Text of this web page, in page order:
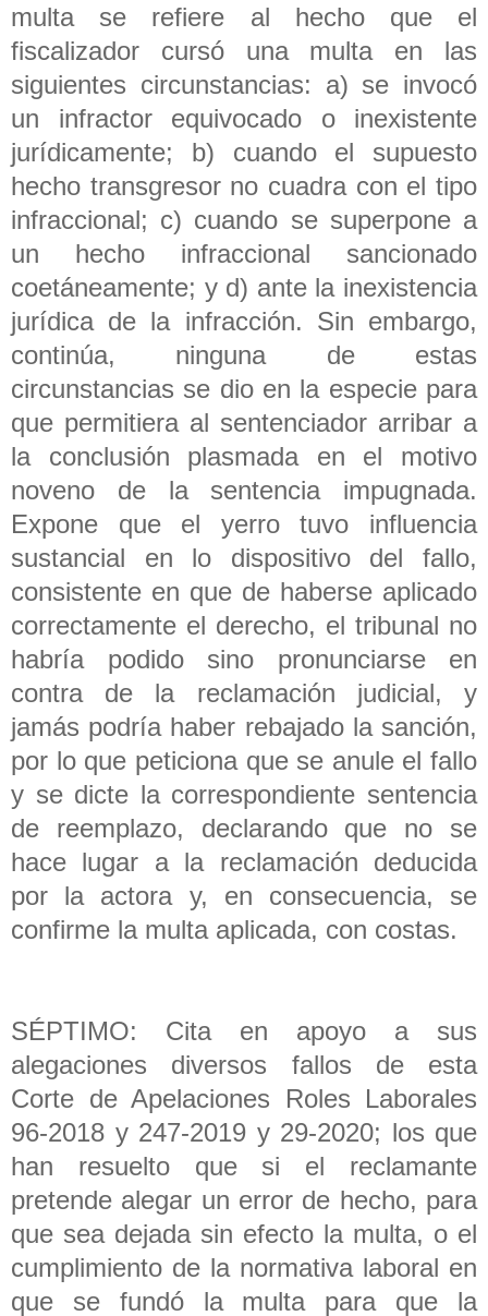
multa se refiere al hecho que el
fiscalizador cursó una multa en las
siguientes circunstancias: a) se invocó
un infractor equivocado o inexistente
jurídicamente; b) cuando el supuesto
hecho transgresor no cuadra con el tipo
infraccional; c) cuando se superpone a
un hecho infraccional sancionado
coetáneamente; y d) ante la inexistencia
jurídica de la infracción. Sin embargo,
continúa, ninguna de estas
circunstancias se dio en la especie para
que permitiera al sentenciador arribar a
la conclusión plasmada en el motivo
noveno de la sentencia impugnada.
Expone que el yerro tuvo influencia
sustancial en lo dispositivo del fallo,
consistente en que de haberse aplicado
correctamente el derecho, el tribunal no
habría podido sino pronunciarse en
contra de la reclamación judicial, y
jamás podría haber rebajado la sanción,
por lo que peticiona que se anule el fallo
y se dicte la correspondiente sentencia
de reemplazo, declarando que no se
hace lugar a la reclamación deducida
por la actora y, en consecuencia, se
confirme la multa aplicada, con costas.
SÉPTIMO: Cita en apoyo a sus
alegaciones diversos fallos de esta
Corte de Apelaciones Roles Laborales
96-2018 y 247-2019 y 29-2020; los que
han resuelto que si el reclamante
pretende alegar un error de hecho, para
que sea dejada sin efecto la multa, o el
cumplimiento de la normativa laboral en
que se fundó la multa para que la